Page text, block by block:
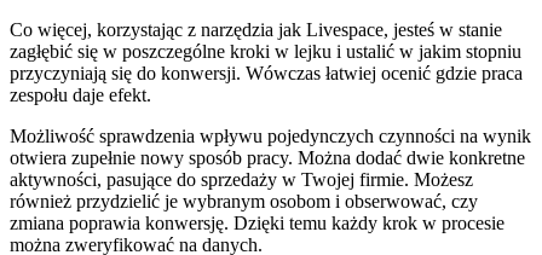
Co więcej, korzystając z narzędzia jak Livespace, jesteś w stanie
zagłębić się w poszczególne kroki w lejku i ustalić w jakim stopniu
przyczyniają się do konwersji. Wówczas łatwiej ocenić gdzie praca
zespołu daje efekt.
Możliwość sprawdzenia wpływu pojedynczych czynności na wynik
otwiera zupełnie nowy sposób pracy. Można dodać dwie konkretne
aktywności, pasujące do sprzedaży w Twojej firmie. Możesz
również przydzielić je wybranym osobom i obserwować, czy
zmiana poprawia konwersję. Dzięki temu każdy krok w procesie
można zweryfikować na danych.